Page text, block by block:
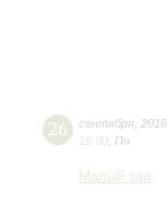
26 сентября 2016
19:00 Пн
Малый зал